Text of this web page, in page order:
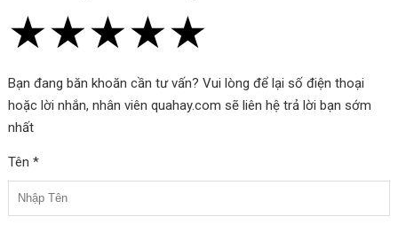
Ổn định và bền bỉ
chắn, giúp giá đỡ đảm bảo ổn định và an toàn cho điện thoại của
bạn.
Thiết kế đáng yêu
Với hình ảnh của nhân vật Doraemon – một biểu tượng phổ biến
trong văn hóa, giá đỡ mang đến sự đáng yêu và thú vị.
★
★★
★★★
★★★★
★★★★★
Bạn đang băn khoăn cần tư vấn? Vui lòng để lại số điện thoại
hoặc lời nhắn, nhân viên quahay.com sẽ liên hệ trả lời bạn sớm
nhất
Tên *